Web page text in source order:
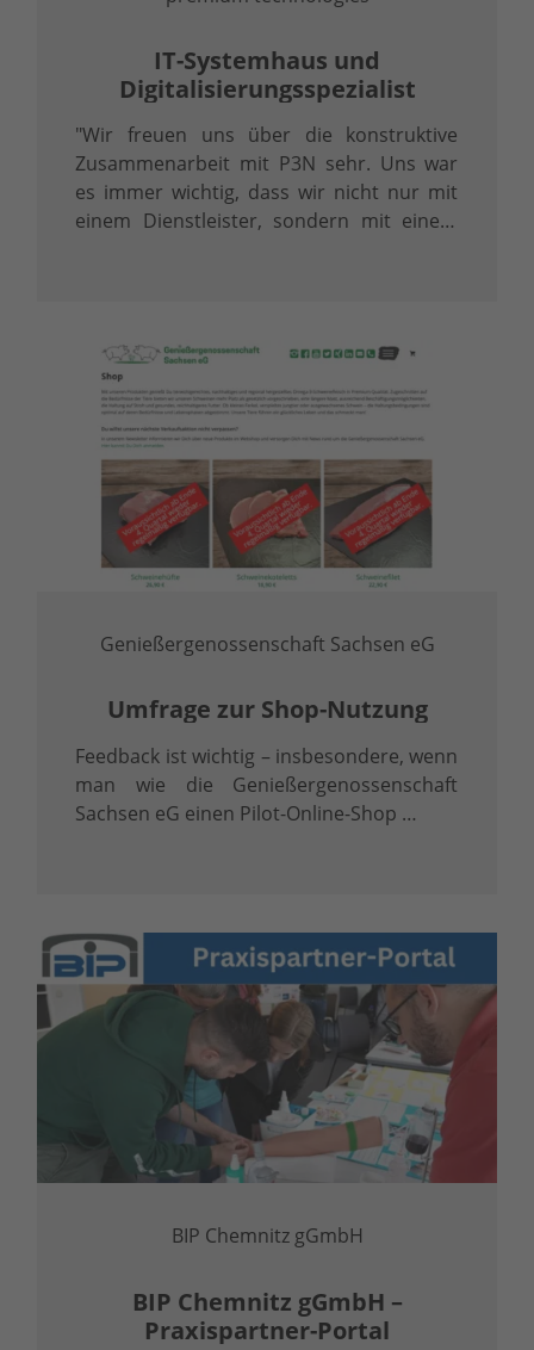
IT-Systemhaus und
Digitalisierungsspezialist
"Wir freuen uns über die konstruktive
Zusammenarbeit mit P3N sehr. Uns war
es immer wichtig, dass wir nicht nur mit
einem Dienstleister, sondern mit einem
Genießergenossenschaft Sachsen eG
Umfrage zur Shop-Nutzung
Feedback ist wichtig – insbesondere, wenn
man wie die Genießergenossenschaft
Sachsen eG einen Pilot-Online-Shop …
BIP Chemnitz gGmbH
BIP Chemnitz gGmbH –
Praxispartner-Portal